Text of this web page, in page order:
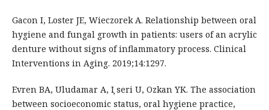
Gacon I, Loster JE, Wieczorek A. Relationship between oral
hygiene and fungal growth in patients: users of an acrylic
denture without signs of inflammatory process. Clinical
Interventions in Aging. 2019;14:1297.
Evren BA, Uludamar A, I ̧seri U, Ozkan YK. The association
between socioeconomic status, oral hygiene practice,